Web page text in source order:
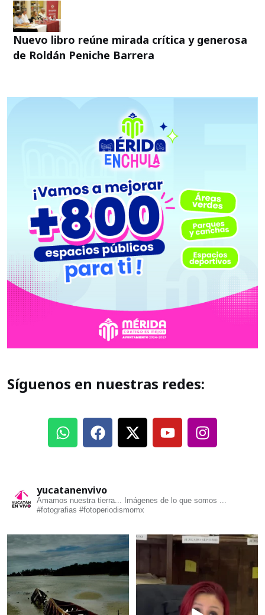
Nuevo libro reúne mirada crítica y generosa
de Roldán Peniche Barrera
Síguenos en nuestras redes:
yucatanenvivo
Amamos nuestra tierra... Imágenes de lo que somos ...
#fotografias #fotoperiodismomx